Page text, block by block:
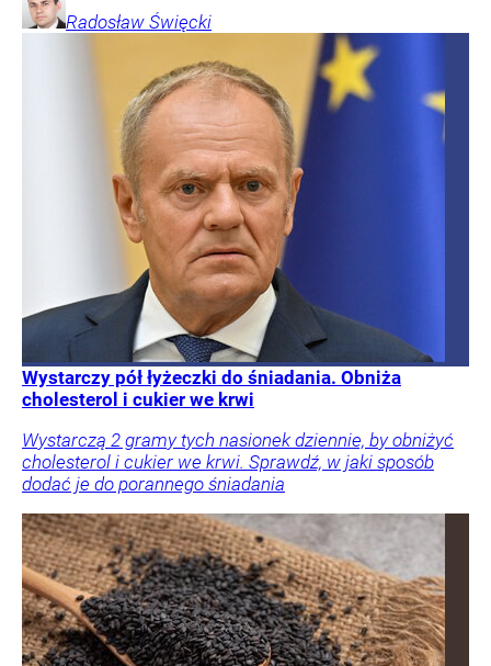
Radosław Święcki
Wystarczy pół łyżeczki do śniadania. Obniża
cholesterol i cukier we krwi
Wystarczą 2 gramy tych nasionek dziennie, by obniżyć
cholesterol i cukier we krwi. Sprawdź, w jaki sposób
dodać je do porannego śniadania